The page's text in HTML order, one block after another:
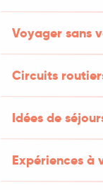
Voyager sans
Circuits
Idées de
Expériences à